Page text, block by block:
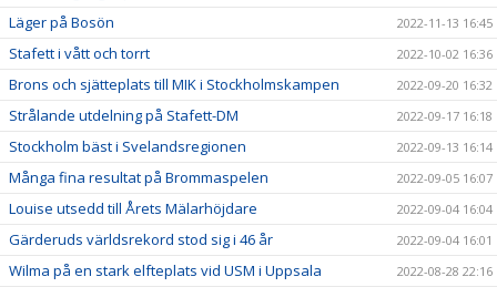
Läger på Bosön 2022-11-13 16:45
Stafett i vått och torrt 2022-10-02 16:36
Brons och sjätteplats till MIK i Stockholmskampen 2022-09-20 16:32
Strålande utdelning på Stafett-DM 2022-09-17 16:18
Stockholm bäst i Svelandsregionen 2022-09-13 16:14
Många fina resultat på Brommaspelen 2022-09-05 16:07
Louise utsedd till Årets Mälarhöjdare 2022-09-04 16:04
Gärderuds världsrekord stod sig i 46 år 2022-09-04 16:01
Wilma på en stark elfteplats vid USM i Uppsala 2022-08-28 22:16